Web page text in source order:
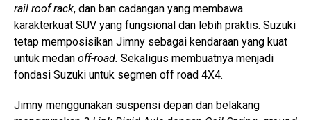
rail roof rack, dan ban cadangan yang membawa
karakterkuat SUV yang fungsional dan lebih praktis. Suzuki
tetap memposisikan Jimny sebagai kendaraan yang kuat
untuk medan off-road. Sekaligus membuatnya menjadi
fondasi Suzuki untuk segmen off road 4X4.
Jimny menggunakan suspensi depan dan belakang